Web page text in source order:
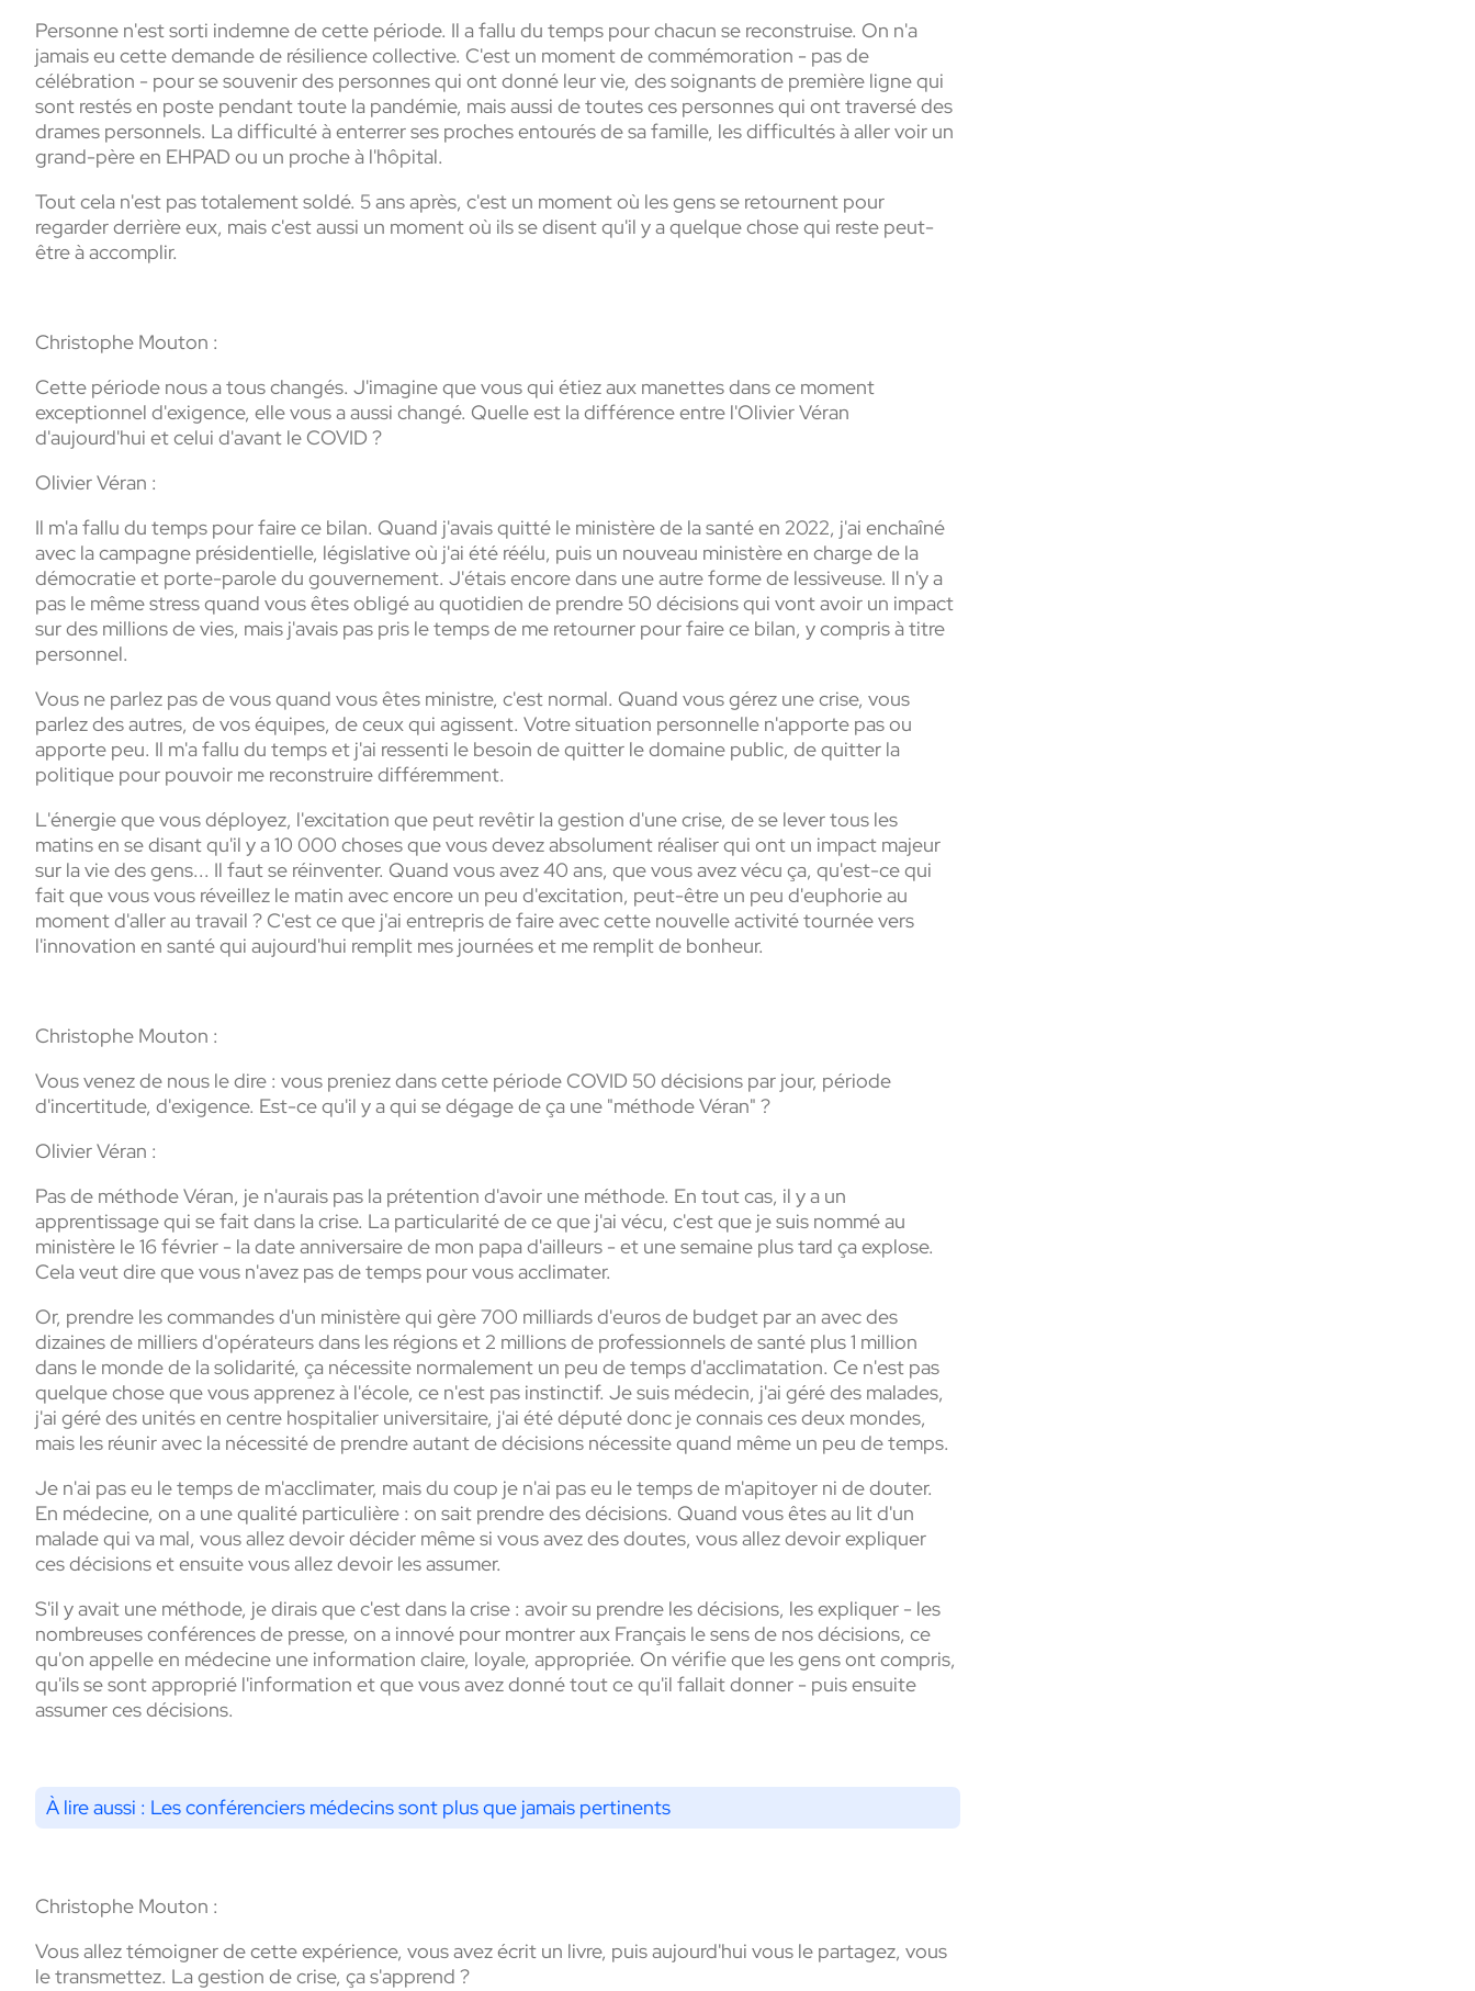
Personne n'est sorti indemne de cette période. Il a fallu du temps pour chacun se reconstruise. On n'a
jamais eu cette demande de résilience collective. C'est un moment de commémoration - pas de
célébration - pour se souvenir des personnes qui ont donné leur vie, des soignants de première ligne qui
sont restés en poste pendant toute la pandémie, mais aussi de toutes ces personnes qui ont traversé des
drames personnels. La difficulté à enterrer ses proches entourés de sa famille, les difficultés à aller voir un
grand-père en EHPAD ou un proche à l'hôpital.
Tout cela n'est pas totalement soldé. 5 ans après, c'est un moment où les gens se retournent pour
regarder derrière eux, mais c'est aussi un moment où ils se disent qu'il y a quelque chose qui reste peut-
être à accomplir.
Christophe Mouton :
Cette période nous a tous changés. J'imagine que vous qui étiez aux manettes dans ce moment
exceptionnel d'exigence, elle vous a aussi changé. Quelle est la différence entre l'Olivier Véran
d'aujourd'hui et celui d'avant le COVID ?
Olivier Véran :
Il m'a fallu du temps pour faire ce bilan. Quand j'avais quitté le ministère de la santé en 2022, j'ai enchaîné
avec la campagne présidentielle, législative où j'ai été réélu, puis un nouveau ministère en charge de la
démocratie et porte-parole du gouvernement. J'étais encore dans une autre forme de lessiveuse. Il n'y a
pas le même stress quand vous êtes obligé au quotidien de prendre 50 décisions qui vont avoir un impact
sur des millions de vies, mais j'avais pas pris le temps de me retourner pour faire ce bilan, y compris à titre
personnel.
Vous ne parlez pas de vous quand vous êtes ministre, c'est normal. Quand vous gérez une crise, vous
parlez des autres, de vos équipes, de ceux qui agissent. Votre situation personnelle n'apporte pas ou
apporte peu. Il m'a fallu du temps et j'ai ressenti le besoin de quitter le domaine public, de quitter la
politique pour pouvoir me reconstruire différemment.
L'énergie que vous déployez, l'excitation que peut revêtir la gestion d'une crise, de se lever tous les
matins en se disant qu'il y a 10 000 choses que vous devez absolument réaliser qui ont un impact majeur
sur la vie des gens... Il faut se réinventer. Quand vous avez 40 ans, que vous avez vécu ça, qu'est-ce qui
fait que vous vous réveillez le matin avec encore un peu d'excitation, peut-être un peu d'euphorie au
moment d'aller au travail ? C'est ce que j'ai entrepris de faire avec cette nouvelle activité tournée vers
l'innovation en santé qui aujourd'hui remplit mes journées et me remplit de bonheur.
Christophe Mouton :
Vous venez de nous le dire : vous preniez dans cette période COVID 50 décisions par jour, période
d'incertitude, d'exigence. Est-ce qu'il y a qui se dégage de ça une "méthode Véran" ?
Olivier Véran :
Pas de méthode Véran, je n'aurais pas la prétention d'avoir une méthode. En tout cas, il y a un
apprentissage qui se fait dans la crise. La particularité de ce que j'ai vécu, c'est que je suis nommé au
ministère le 16 février - la date anniversaire de mon papa d'ailleurs - et une semaine plus tard ça explose.
Cela veut dire que vous n'avez pas de temps pour vous acclimater.
Or, prendre les commandes d'un ministère qui gère 700 milliards d'euros de budget par an avec des
dizaines de milliers d'opérateurs dans les régions et 2 millions de professionnels de santé plus 1 million
dans le monde de la solidarité, ça nécessite normalement un peu de temps d'acclimatation. Ce n'est pas
quelque chose que vous apprenez à l'école, ce n'est pas instinctif. Je suis médecin, j'ai géré des malades,
j'ai géré des unités en centre hospitalier universitaire, j'ai été député donc je connais ces deux mondes,
mais les réunir avec la nécessité de prendre autant de décisions nécessite quand même un peu de temps.
Je n'ai pas eu le temps de m'acclimater, mais du coup je n'ai pas eu le temps de m'apitoyer ni de douter.
En médecine, on a une qualité particulière : on sait prendre des décisions. Quand vous êtes au lit d'un
malade qui va mal, vous allez devoir décider même si vous avez des doutes, vous allez devoir expliquer
ces décisions et ensuite vous allez devoir les assumer.
S'il y avait une méthode, je dirais que c'est dans la crise : avoir su prendre les décisions, les expliquer - les
nombreuses conférences de presse, on a innové pour montrer aux Français le sens de nos décisions, ce
qu'on appelle en médecine une information claire, loyale, appropriée. On vérifie que les gens ont compris,
qu'ils se sont approprié l'information et que vous avez donné tout ce qu'il fallait donner - puis ensuite
assumer ces décisions.
À lire aussi : Les conférenciers médecins sont plus que jamais pertinents
Christophe Mouton :
Vous allez témoigner de cette expérience, vous avez écrit un livre, puis aujourd'hui vous le partagez, vous
le transmettez. La gestion de crise, ça s'apprend ?